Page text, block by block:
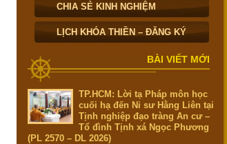
CHIA SẺ KINH NGHIỆM
LỊCH KHÓA THIỀN – ĐĂNG KÝ
BÀI VIẾT MỚI
TP.HCM: Lời tạ Pháp môn học
cuối hạ đến Ni sư Hằng Liên tại
Tịnh nghiệp đạo tràng An cư –
Tổ đình Tịnh xá Ngọc Phương
(PL 2570 – DL 2026)